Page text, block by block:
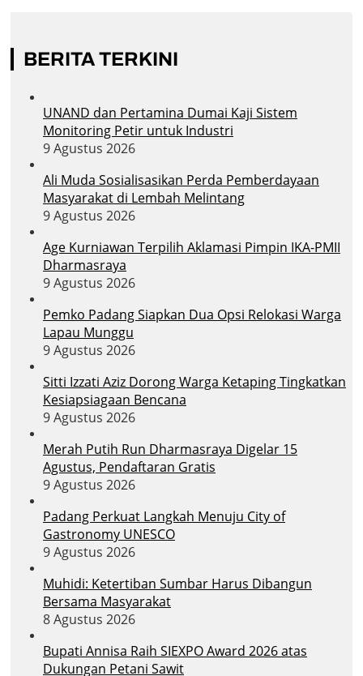
BERITA TERKINI
UNAND dan Pertamina Dumai Kaji Sistem
Monitoring Petir untuk Industri
9 Agustus 2026
Ali Muda Sosialisasikan Perda Pemberdayaan
Masyarakat di Lembah Melintang
9 Agustus 2026
Age Kurniawan Terpilih Aklamasi Pimpin IKA-PMII
Dharmasraya
9 Agustus 2026
Pemko Padang Siapkan Dua Opsi Relokasi Warga
Lapau Munggu
9 Agustus 2026
Sitti Izzati Aziz Dorong Warga Ketaping Tingkatkan
Kesiapsiagaan Bencana
9 Agustus 2026
Merah Putih Run Dharmasraya Digelar 15
Agustus, Pendaftaran Gratis
9 Agustus 2026
Padang Perkuat Langkah Menuju City of
Gastronomy UNESCO
9 Agustus 2026
Muhidi: Ketertiban Sumbar Harus Dibangun
Bersama Masyarakat
8 Agustus 2026
Bupati Annisa Raih SIEXPO Award 2026 atas
Dukungan Petani Sawit